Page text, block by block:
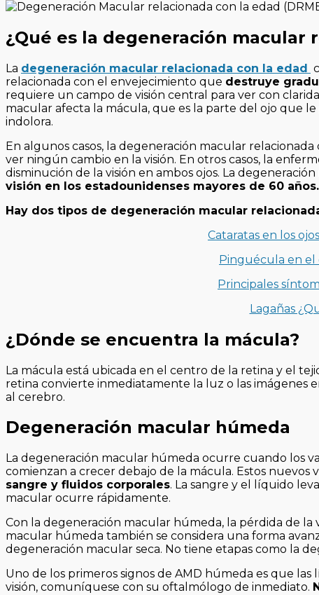
¿Qué es la degeneración macular
La degeneración macular relacionada con la edad
relacionada con el envejecimiento que destruye
requiere un campo de visión central para ver con
macular afecta la mácula, que es la parte del ojo que
indolora.
En algunos casos, la degeneración macular
ver ningún cambio en la visión. En otros casos, la
disminución de la visión en ambos ojos. La
visión en los estadounidenses mayores de 60 años.
Hay dos tipos de degeneración macular
Cataratas en los
Pinguécula en el
Principales
Lagañas
¿Dónde se encuentra la mácula?
La mácula está ubicada en el centro de la retina y el
retina convierte inmediatamente la luz o las imágenes
al cerebro.
Degeneración macular húmeda
La degeneración macular húmeda ocurre cuando los
comienzan a crecer debajo de la mácula. Estos nuevos
sangre y fluidos corporales. La sangre y el líquido
macular ocurre rápidamente.
Con la degeneración macular húmeda, la pérdida de
macular húmeda también se considera una forma
degeneración macular seca. No tiene etapas como la
Uno de los primeros signos de AMD húmeda es que
visión, comuníquese con su oftalmólogo de inmediato.